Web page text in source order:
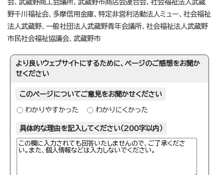
会、武蔵野商工会議所、武蔵野市商店会連合会、社会福祉法人武蔵
野千川福祉会、多摩信用金庫、特定非営利活動法人ミュー、社会福祉
法人武蔵野、一般社団法人武蔵野青年会議所、社会福祉法人武蔵野
市民社会福祉協議会、武蔵野市
より良いウェブサイトにするために、ページのご感想をお聞か
せください
このページについてご意見をお聞かせください
わかりやすかった わかりにくかった
具体的な理由を記入してください（200字以内）